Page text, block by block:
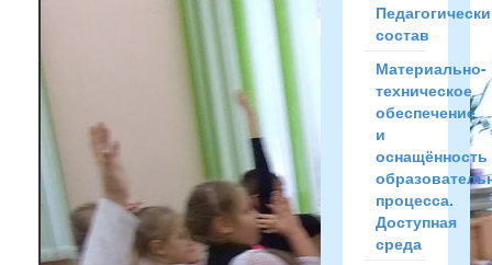
состав
Материально-
техническое
обеспечение
и
оснащённость
процесса.
Доступная
среда